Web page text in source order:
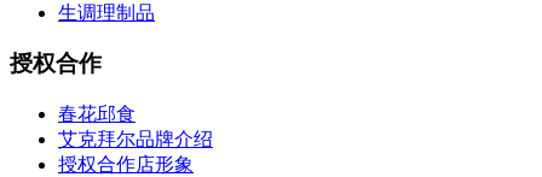
生调理制品
授权合作
春花邱食
艾克拜尔品牌介绍
授权合作店形象